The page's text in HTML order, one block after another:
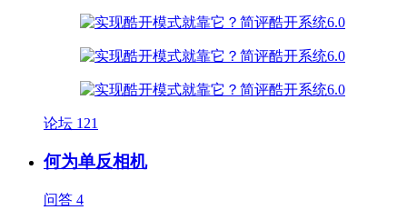
论坛 121
何为单反相机
问答 4